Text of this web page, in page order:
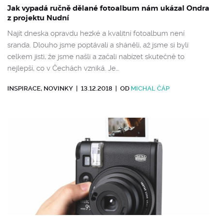
Jak vypadá ručně dělané fotoalbum nám ukázal Ondra
z projektu Nudní
Najít dneska opravdu hezké a kvalitní fotoalbum není
sranda. Dlouho jsme poptávali a sháněli, až jsme si byli
celkem jisti, že jsme našli a začali nabízet skutečně to
nejlepší, co v Čechách vzniká. Je…
INSPIRACE, NOVINKY 13.12.2018 OD MICHAL ČÁP